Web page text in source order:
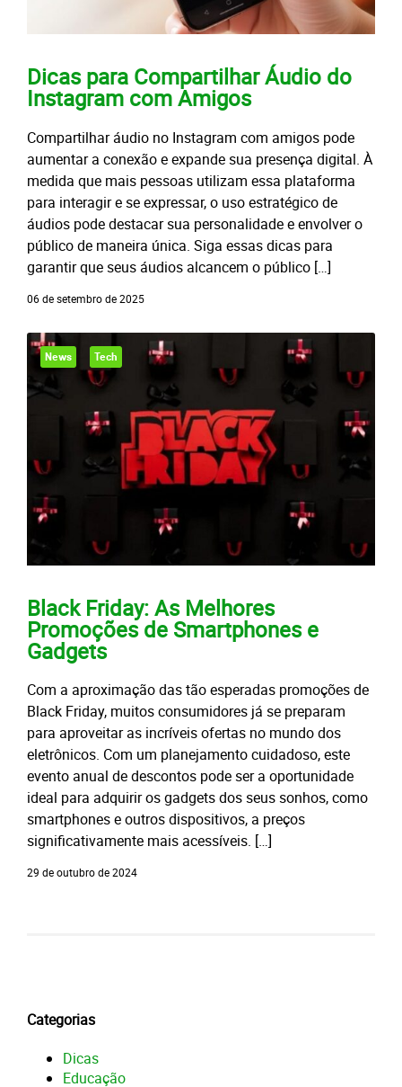
Dicas para Compartilhar Áudio do
Instagram com Amigos
Compartilhar áudio no Instagram com amigos pode
aumentar a conexão e expande sua presença digital. À
medida que mais pessoas utilizam essa plataforma
para interagir e se expressar, o uso estratégico de
áudios pode destacar sua personalidade e envolver o
público de maneira única. Siga essas dicas para
garantir que seus áudios alcancem o público […]
06 de setembro de 2025
News Tech
Black Friday: As Melhores
Promoções de Smartphones e
Gadgets
Com a aproximação das tão esperadas promoções de
Black Friday, muitos consumidores já se preparam
para aproveitar as incríveis ofertas no mundo dos
eletrônicos. Com um planejamento cuidadoso, este
evento anual de descontos pode ser a oportunidade
ideal para adquirir os gadgets dos seus sonhos, como
smartphones e outros dispositivos, a preços
significativamente mais acessíveis. […]
29 de outubro de 2024
Categorias
Dicas
Educação